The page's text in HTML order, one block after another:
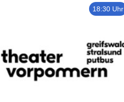
18:30 Uhr